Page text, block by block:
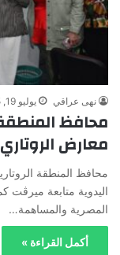
نهى عراقي يوليو 19, 2025
محافظ
معارض
محافظ المنطقة
اليدوية متابعة ميرڤت
المصرية والمساهمة…
أكمل القراءة »